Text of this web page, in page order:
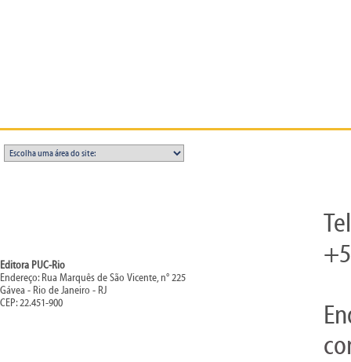
Editora PUC-Rio
Endereço: Rua Marquês de São Vicente, n° 225
Gávea - Rio de Janeiro - RJ
CEP: 22.451-900